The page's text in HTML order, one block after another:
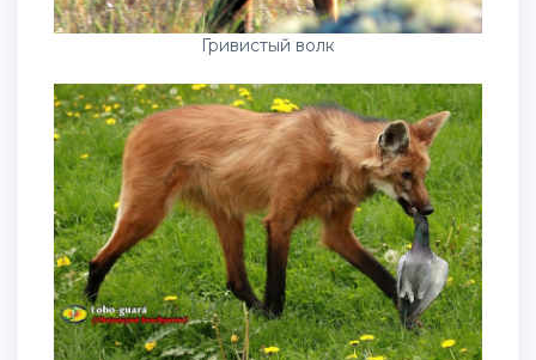
Гривистый волк